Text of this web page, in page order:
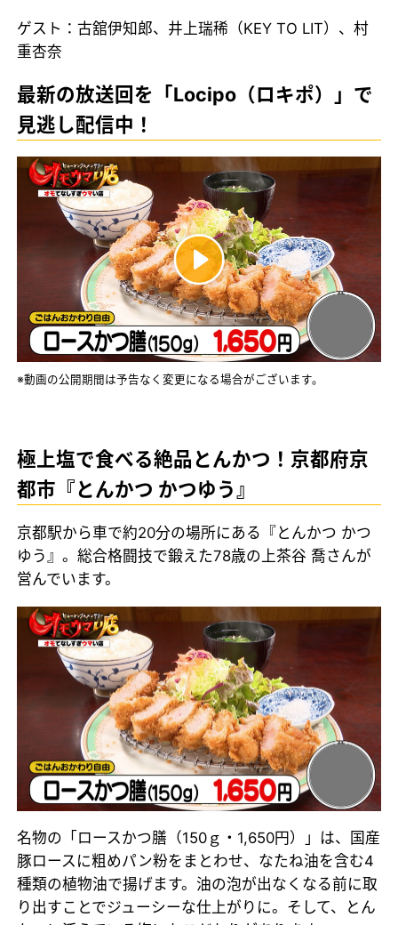
ゲスト：古舘伊知郎、井上瑞稀（KEY TO LIT）、村
重杏奈
最新の放送回を「Locipo（ロキポ）」で
見逃し配信中！
※動画の公開期間は予告なく変更になる場合がございます。
極上塩で食べる絶品とんかつ！京都府京
都市『とんかつ かつゆう』
京都駅から車で約20分の場所にある『とんかつ かつ
ゆう』。総合格闘技で鍛えた78歳の上茶谷 喬さんが
営んでいます。
名物の「ロースかつ膳（150ｇ・1,650円）」は、国産
豚ロースに粗めパン粉をまとわせ、なたね油を含む4
種類の植物油で揚げます。油の泡が出なくなる前に取
り出すことでジューシーな仕上がりに。そして、とん